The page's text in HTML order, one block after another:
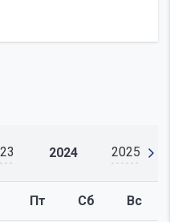
2024 2025
Пт Сб Вс